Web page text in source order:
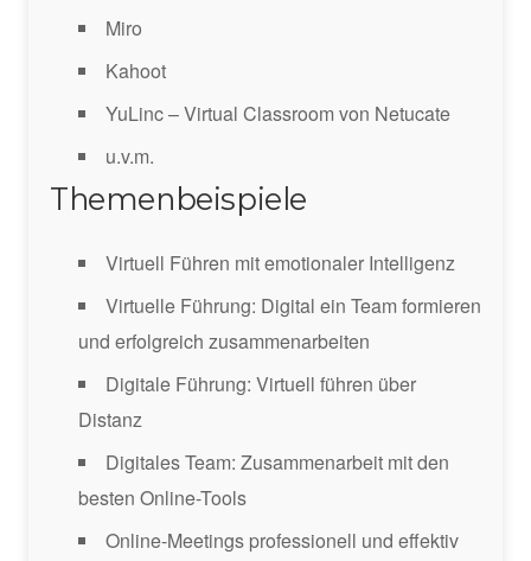
Miro
Kahoot
YuLinc – Virtual Classroom von Netucate
u.v.m.
Themenbeispiele
Virtuell Führen mit emotionaler Intelligenz
Virtuelle Führung: Digital ein Team formieren
und erfolgreich zusammenarbeiten
Digitale Führung: Virtuell führen über
Distanz
Digitales Team: Zusammenarbeit mit den
besten Online-Tools
Online-Meetings professionell und effektiv